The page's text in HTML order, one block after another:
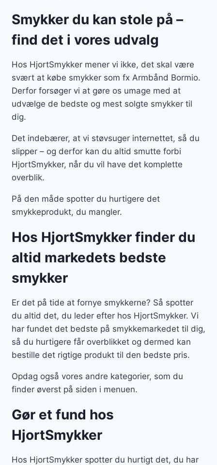
Smykker du kan stole på –
find det i vores udvalg
Hos HjortSmykker mener vi ikke, det skal være
svært at købe smykker som fx Armbånd Bormio.
Derfor forsøger vi at gøre os umage med at
udvælge de bedste og mest solgte smykker til
dig.
Det indebærer, at vi støvsuger internettet, så du
slipper – og derfor kan du altid smutte forbi
HjortSmykker, når du vil have det komplette
overblik.
På den måde spotter du hurtigere det
smykkeprodukt, du mangler.
Hos HjortSmykker finder du
altid markedets bedste
smykker
Er det på tide at fornye smykkerne? Så spotter
du altid det, du leder efter hos HjortSmykker. Vi
har fundet det bedste på smykkemarkedet til dig,
så du hurtigere får overblikket og dermed kan
bestille det rigtige produkt til den bedste pris.
Opdag også vores andre kategorier, som du
finder øverst på siden i menuen.
Gør et fund hos
HjortSmykker
Hos HjortSmykker spotter du hurtigt det, du har